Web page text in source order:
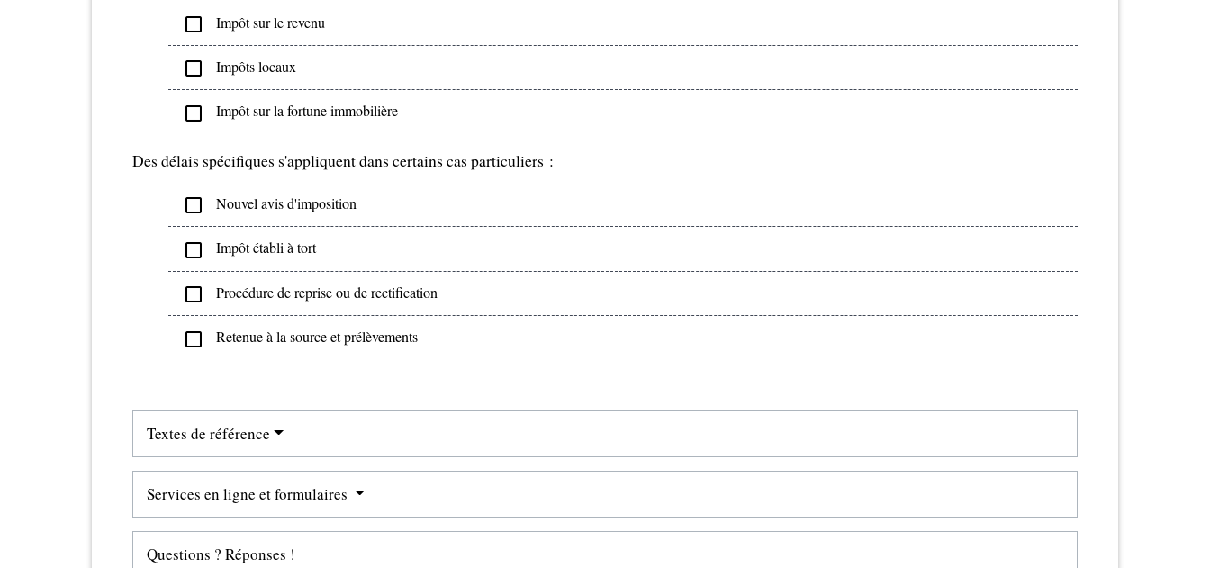
check_box_outline_blank Impôt sur le revenu
check_box_outline_blank Impôts locaux
check_box_outline_blank Impôt sur la fortune immobilière
Des délais spécifiques s'appliquent dans certains cas particuliers :
check_box_outline_blank Nouvel avis d'imposition
check_box_outline_blank Impôt établi à tort
check_box_outline_blank Procédure de reprise ou de rectification
check_box_outline_blank Retenue à la source et prélèvements
Textes de référence
Services en ligne et formulaires
Questions ? Réponses !